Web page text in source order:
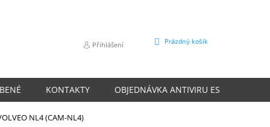
Přihlášení
NÁKUPNÍ
Prázdný košík
KONTAKTY OBJEDNÁVKA ANTIVIRU ESET
NL4 (CAM-NL4)